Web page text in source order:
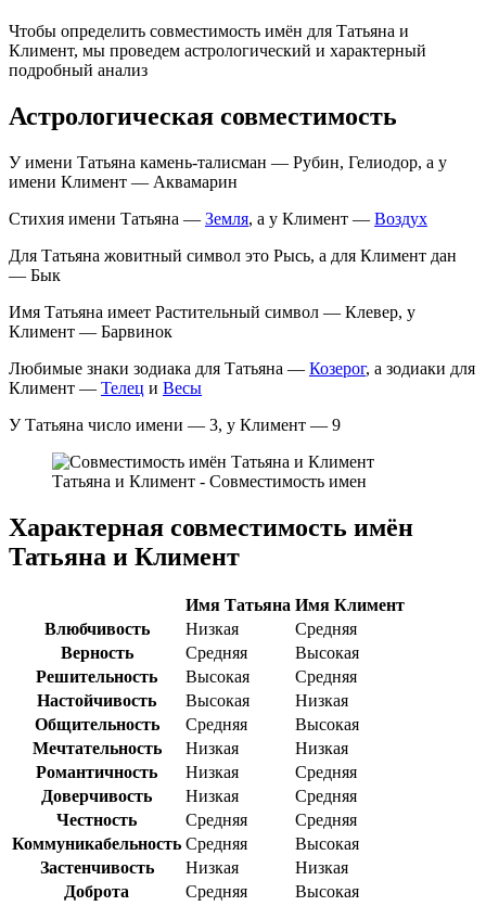
Чтобы определить совместимость имён для Татьяна и
Климент, мы проведем астрологический и характерный
подробный анализ
Астрологическая совместимость
У имени Татьяна камень-талисман — Рубин, Гелиодор, а у
имени Климент — Аквамарин
Стихия имени Татьяна — Земля, а у Климент — Воздух
Для Татьяна жовитный символ это Рысь, а для Климент дан
— Бык
Имя Татьяна имеет Растительный символ — Клевер, у
Климент — Барвинок
Любимые знаки зодиака для Татьяна — Козерог, а зодиаки для
Климент — Телец и Весы
У Татьяна число имени — 3, у Климент — 9
Татьяна и Климент - Совместимость имен
Характерная совместимость имён
Татьяна и Климент
Имя Татьяна Имя Климент
Влюбчивость
Низкая
Средняя
Верность
Средняя
Высокая
Решительность
Высокая
Средняя
Настойчивость
Высокая
Низкая
Общительность
Средняя
Высокая
Мечтательность
Низкая
Низкая
Романтичность
Низкая
Средняя
Доверчивость
Низкая
Средняя
Честность
Средняя
Средняя
Коммуникабельность Средняя
Высокая
Застенчивость
Низкая
Низкая
Доброта
Средняя Высокая